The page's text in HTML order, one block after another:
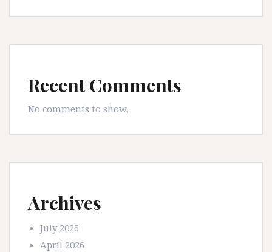
Recent Comments
No comments to show.
Archives
July 2026
April 2026